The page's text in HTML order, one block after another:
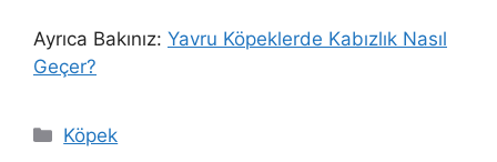
Ayrıca Bakınız: Yavru Köpeklerde Kabızlık Nasıl
Geçer?
Kategoriler
Köpek